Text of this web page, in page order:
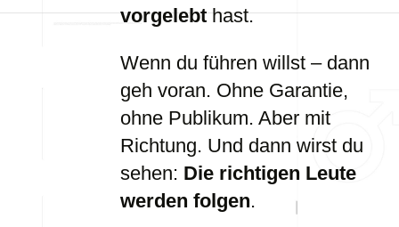
vorgelebthast.
Wenn du führen willst – dann
geh voran. Ohne Garantie,
ohne Publikum. Aber mit
Richtung. Und dann wirst du
sehen: Die richtigen Leute
werden folgen.